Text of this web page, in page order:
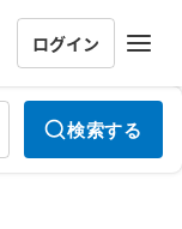
ログイン
検索する